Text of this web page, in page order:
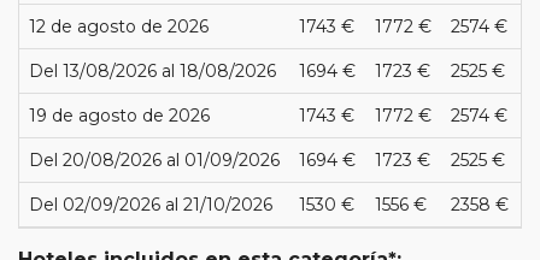
12 de agosto de 2026 1743 € 1772 € 2574 €
Del 13/08/2026 al 18/08/2026 1694 € 1723 € 2525 €
19 de agosto de 2026 1743 € 1772 € 2574 €
Del 20/08/2026 al 01/09/2026 1694 € 1723 € 2525 €
Del 02/09/2026 al 21/10/2026 1530 € 1556 € 2358 €